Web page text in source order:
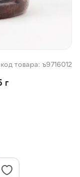
код товара: ъ9716012
г